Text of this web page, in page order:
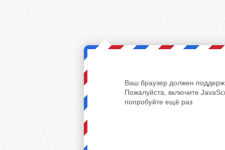
Ваш браузер должен
Пожалуйста, включите
попробуйте ещё раз